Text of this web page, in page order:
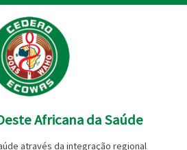
Africana da Saúde
através da integração regional